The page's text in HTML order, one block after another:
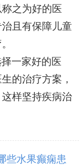
之为好的医
且有保障儿童
一家好的医
的治疗方案，
样坚持疾病治
些水果癫痫患